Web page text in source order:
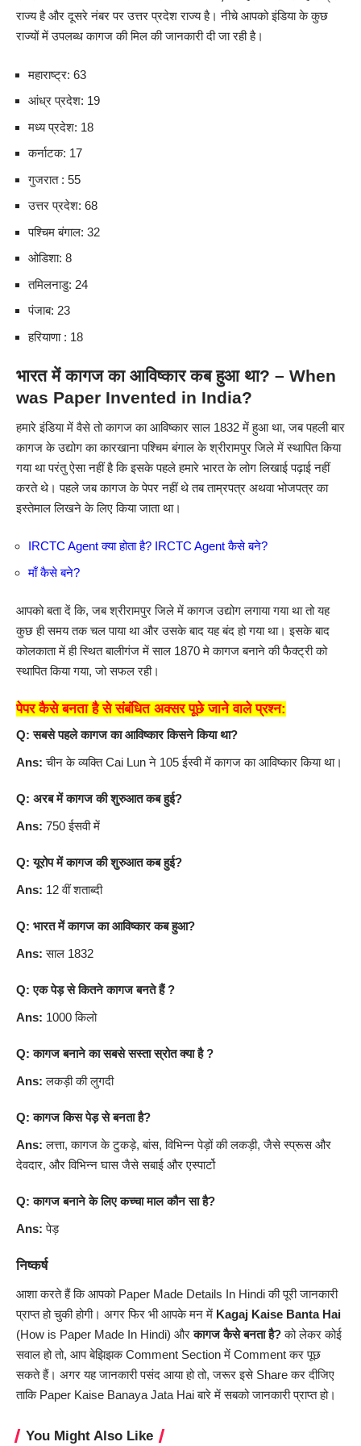
राज्य है और दूसरे नंबर पर उत्तर प्रदेश राज्य है। नीचे आपको इंडिया के कुछ
राज्यों में उपलब्ध कागज की मिल की जानकारी दी जा रही है।
महाराष्ट्र: 63
आंध्र प्रदेश: 19
मध्य प्रदेश: 18
कर्नाटक: 17
गुजरात : 55
उत्तर प्रदेश: 68
पश्चिम बंगाल: 32
ओडिशा: 8
तमिलनाडु: 24
पंजाब: 23
हरियाणा : 18
भारत में कागज का आविष्कार कब हुआ था? – When
was Paper Invented in India?
हमारे इंडिया में वैसे तो कागज का आविष्कार साल 1832 में हुआ था, जब पहली बार
कागज के उद्योग का कारखाना पश्चिम बंगाल के श्रीरामपुर जिले में स्थापित किया
गया था परंतु ऐसा नहीं है कि इसके पहले हमारे भारत के लोग लिखाई पढ़ाई नहीं
करते थे। पहले जब कागज के पेपर नहीं थे तब ताम्रपत्र अथवा भोजपत्र का
इस्तेमाल लिखने के लिए किया जाता था।
IRCTC Agent क्या होता है? IRCTC Agent कैसे बने?
माँ कैसे बने?
आपको बता दें कि, जब श्रीरामपुर जिले में कागज उद्योग लगाया गया था तो यह
कुछ ही समय तक चल पाया था और उसके बाद यह बंद हो गया था। इसके बाद
कोलकाता में ही स्थित बालीगंज में साल 1870 मे कागज बनाने की फैक्ट्री को
स्थापित किया गया, जो सफल रही।
पेपर कैसे बनता है से संबंधित अक्सर पूछे जाने वाले प्रश्न:
Q: सबसे पहले कागज का आविष्कार किसने किया था?
Ans: चीन के व्यक्ति Cai Lun ने 105 ईस्वी में कागज का आविष्कार किया था।
Q: अरब में कागज की शुरुआत कब हुई?
Ans: 750 ईसवी में
Q: यूरोप में कागज की शुरुआत कब हुई?
Ans: 12 वीं शताब्दी
Q: भारत में कागज का आविष्कार कब हुआ?
Ans: साल 1832
Q: एक पेड़ से कितने कागज बनते हैं ?
Ans: 1000 किलो
Q: कागज बनाने का सबसे सस्ता स्रोत क्या है ?
Ans: लकड़ी की लुगदी
Q: कागज किस पेड़ से बनता है?
Ans: लत्ता, कागज के टुकड़े, बांस, विभिन्न पेड़ों की लकड़ी, जैसे स्प्रूस और
देवदार, और विभिन्न घास जैसे सबाई और एस्पार्टो
Q: कागज बनाने के लिए कच्चा माल कौन सा है?
Ans: पेड़
निष्कर्ष
आशा करते हैं कि आपको Paper Made Details In Hindiकी पूरी जानकारी
प्राप्त हो चुकी होगी। अगर फिर भी आपके मन में Kagaj Kaise Banta Hai
(How is Paper Made In Hindi) औरकागज कैसे बनता है?को लेकर कोई
सवाल हो तो, आप बेझिझक Comment Section में Comment कर पूछ
सकते हैं। अगर यह जानकारी पसंद आया हो तो, जरूर इसे Share कर दीजिए
ताकि Paper Kaise Banaya Jata Hai बारे में सबको जानकारी प्राप्त हो।
You Might Also Like